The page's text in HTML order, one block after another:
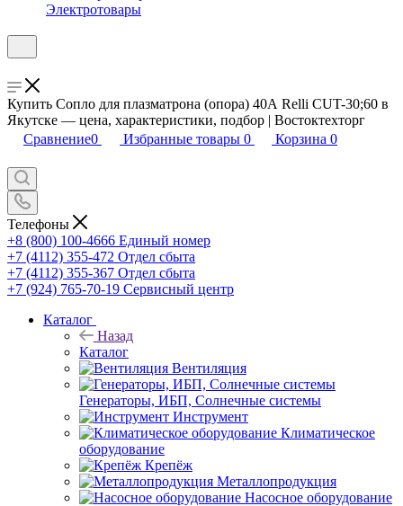
Электротовары
Купить Сопло для плазматрона (опора) 40А Relli CUT-30;60 в
Якутске — цена, характеристики, подбор | Востоктехторг
Сравнение0 Избранные товары 0 Корзина 0
Телефоны
+8 (800) 100-4666 Единый номер
+7 (4112) 355-472 Отдел сбыта
+7 (4112) 355-367 Отдел сбыта
+7 (924) 765-70-19 Сервисный центр
Каталог
Назад
Каталог
Вентиляция
Генераторы, ИБП, Солнечные системы
Инструмент
Климатическое
оборудование
Крепёж
Металлопродукция
Насосное оборудование